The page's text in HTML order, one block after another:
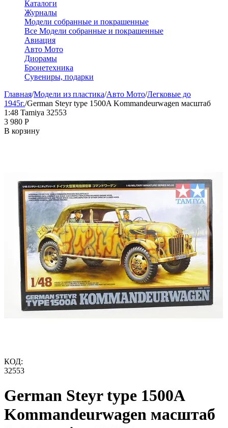
Каталоги
Журналы
Модели собранные и покрашенные
Все Модели собранные и покрашенные
Авиация
Авто Мото
Диорамы
Бронетехника
Сувениры, подарки
Главная/Модели из пластика/Авто Мото/Легковые до
1945г./German Steyr type 1500A Kommandeurwagen масштаб
1:48 Tamiya 32553
3 980 Р
В корзину
КОД:
32553
German Steyr type 1500A
Kommandeurwagen масштаб